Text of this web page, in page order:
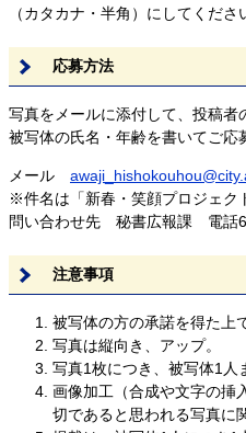
（カタカナ・半角）にしてくださ
応募方法
写真をメールに添付して、投稿者
被写体の氏名・年齢を書いてご応
メール
※件名は「新春・笑顔プロジェク
問い合わせ先 秘書広報課 電話
注意事項
被写体の方の承諾を得た上
写真は縦向き、アップ。
写真1枚につき、被写体1人
画像加工（合成や文字の挿
切であると思われる写真に